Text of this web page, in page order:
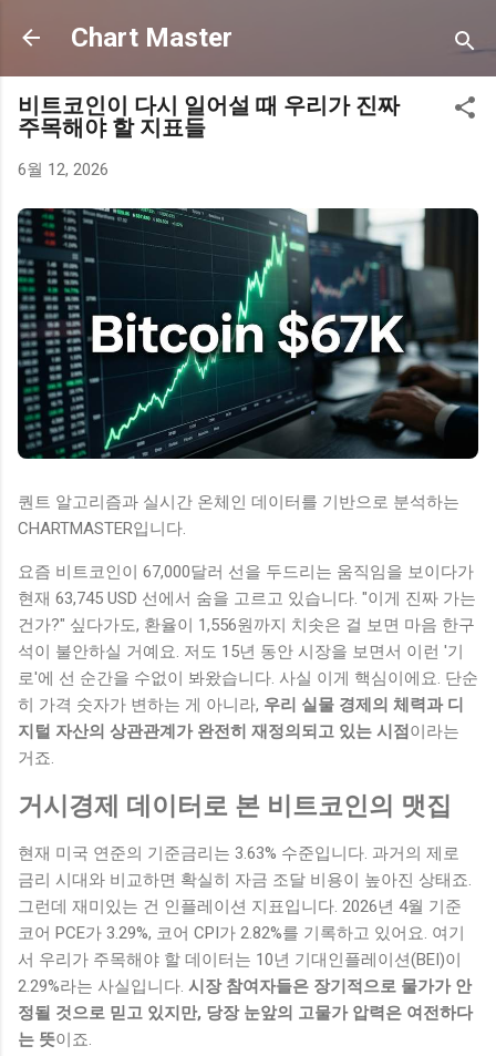
기본 콘텐츠로 건너뛰기
Chart Master
비트코인이 다시 일어설 때 우리가 진짜
주목해야 할 지표들
6월 12, 2026
퀀트 알고리즘과 실시간 온체인 데이터를 기반으로 분석하는
CHARTMASTER입니다.
요즘 비트코인이 67,000달러 선을 두드리는 움직임을 보이다가
현재 63,745 USD 선에서 숨을 고르고 있습니다. "이게 진짜 가는
건가?" 싶다가도, 환율이 1,556원까지 치솟은 걸 보면 마음 한구
석이 불안하실 거예요. 저도 15년 동안 시장을 보면서 이런 '기
로'에 선 순간을 수없이 봐왔습니다. 사실 이게 핵심이에요. 단순
히 가격 숫자가 변하는 게 아니라, 우리 실물 경제의 체력과 디
지털 자산의 상관관계가 완전히 재정의되고 있는 시점 이라는
거죠.
거시경제 데이터로 본 비트코인의 맷집
현재 미국 연준의 기준금리는 3.63% 수준입니다. 과거의 제로
금리 시대와 비교하면 확실히 자금 조달 비용이 높아진 상태죠.
그런데 재미있는 건 인플레이션 지표입니다. 2026년 4월 기준
코어 PCE가 3.29%, 코어 CPI가 2.82%를 기록하고 있어요. 여기
서 우리가 주목해야 할 데이터는 10년 기대인플레이션(BEI)이
2.29%라는 사실입니다. 시장 참여자들은 장기적으로 물가가 안
정될 것으로 믿고 있지만, 당장 눈앞의 고물가 압력은 여전하다
는 뜻이죠.